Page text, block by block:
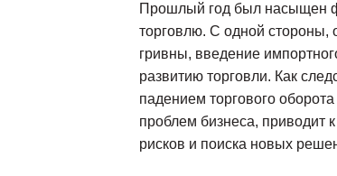
Прошлый год был насыщен
торговлю. С одной стороны,
гривны, введение
развитию торговли. Как
падением торгового
проблем бизнеса, приводит
рисков и поиска новых